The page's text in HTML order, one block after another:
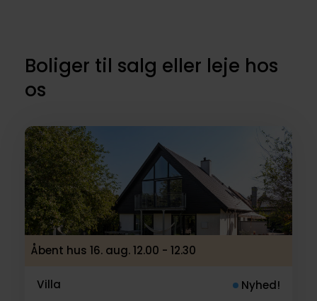
Boliger til salg eller leje hos
os
Åbent hus 16. aug. 12.00 - 12.30
Villa Nyhed!